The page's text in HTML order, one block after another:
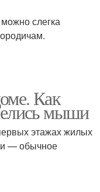
слегка
Как
мыши
этажах жилых
— обычное